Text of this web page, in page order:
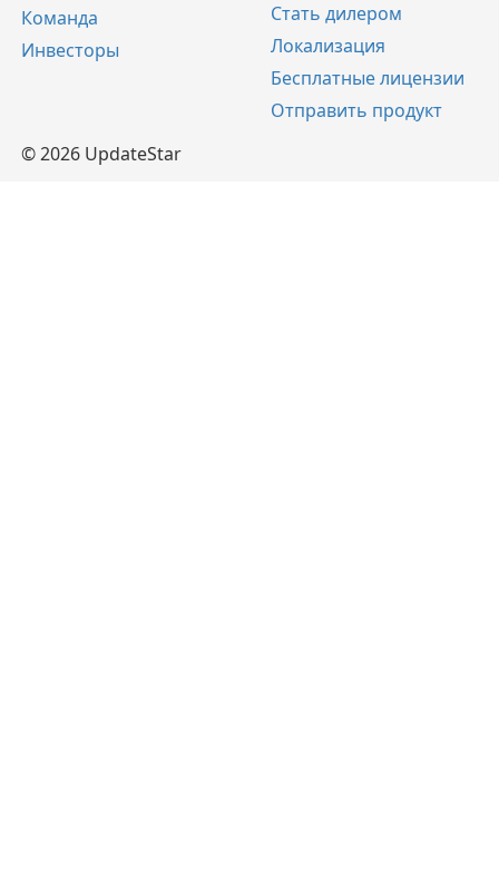
Команда
Инвесторы
Стать дилером
Локализация
Бесплатные лицензии
Отправить продукт
© 2026 UpdateStar